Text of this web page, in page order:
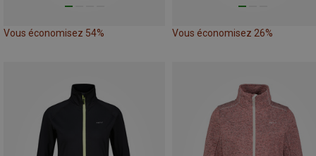
Vous économisez 54% Vous économisez 26%